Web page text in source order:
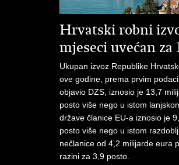
Hrvatski robni
mjeseci uvećan za
Ukupan izvoz Republike
ove godine, prema prvim
objavio DZS, iznosio je 13,7
posto više nego u istom
države članice EU-a iznosio je
posto više nego u istom
nečlanice od 4,2 milijarde eura
razini za 3,9 posto.